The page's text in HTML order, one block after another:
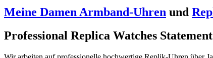
Meine Damen Armband-Uhren und
Professional Replica Watches Statement